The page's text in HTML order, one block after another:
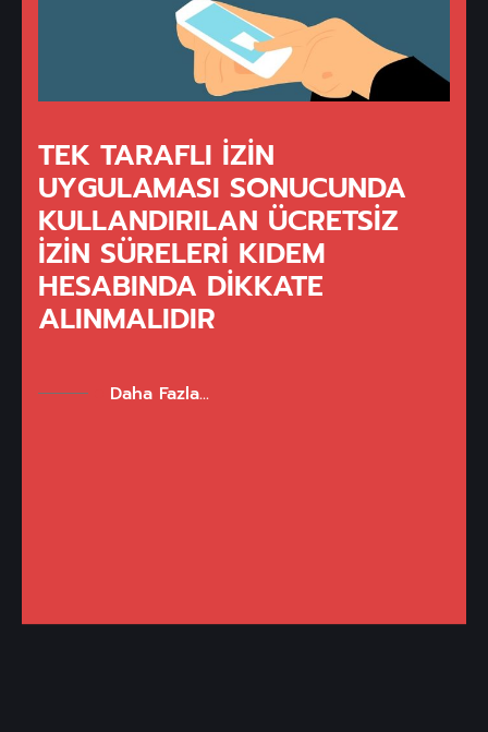
TEK TARAFLI İZIN
UYGULAMASI SONUCUNDA
KULLANDIRILAN ÜCRETSIZ
İZIN SÜRELERI KIDEM
HESABINDA DIKKATE
ALINMALIDIR
Daha Fazla...